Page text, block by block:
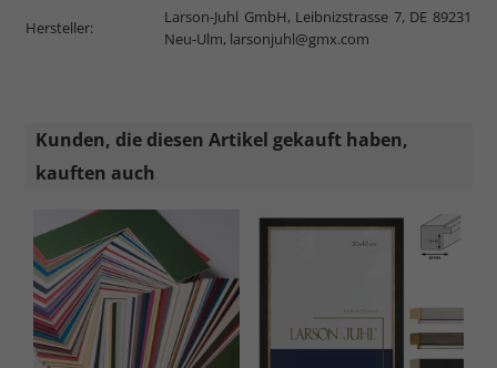
Hersteller:
Larson-Juhl GmbH, Leibnizstrasse 7, DE 89231
Neu-Ulm, larsonjuhl@gmx.com
Kunden, die diesen Artikel gekauft haben,
kauften auch